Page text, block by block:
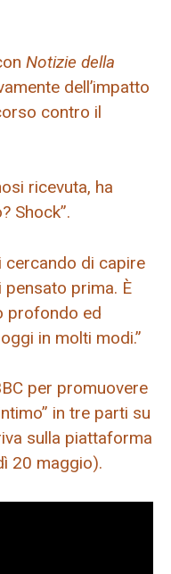
Notizie della
dell’impatto
contro il
ricevuta, ha
Shock”.
cercando di capire
pensato prima. È
profondo ed
in molti modi.”
per promuovere
in tre parti su
sulla piattaforma
20 maggio).